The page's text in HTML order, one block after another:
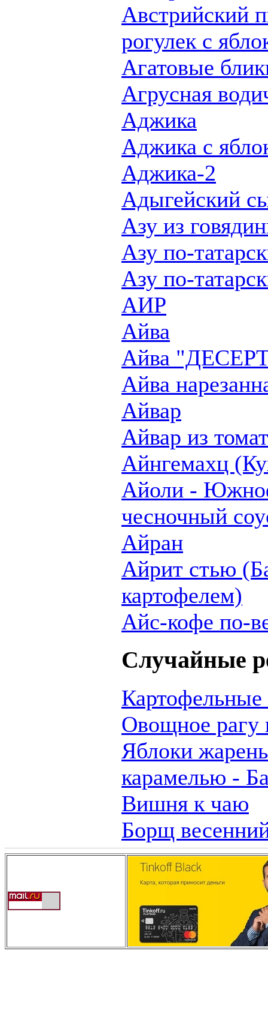
Австрийский
рогулек с
Агатовые
Агрусная
Аджика
Аджика с
Аджика-2
Адыгейский
Азу из
Азу по-
Азу по-
АИР
Айва
Айва
Айва
Айвар
Айвар из
Айнгемахц
Айоли -
чесночный
Айран
Айрит стью
картофелем)
Айс-кофе по-
Случайные
Овощное рагу
Яблоки
карамелью -
Вишня к чаю
Борщ